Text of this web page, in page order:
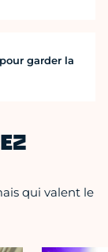
garder la
qui valent le